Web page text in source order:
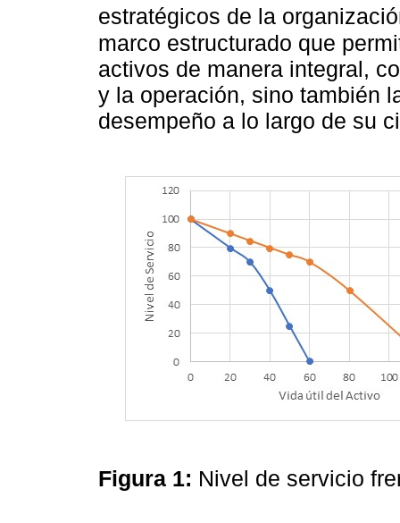
estratégicos de la
marco estructurado que
activos de manera integral,
y la operación, sino también
desempeño a lo largo de su
Figura 1: Nivel de servicio